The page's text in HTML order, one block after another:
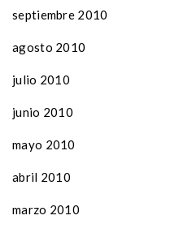
septiembre 2010
agosto 2010
julio 2010
junio 2010
mayo 2010
abril 2010
marzo 2010